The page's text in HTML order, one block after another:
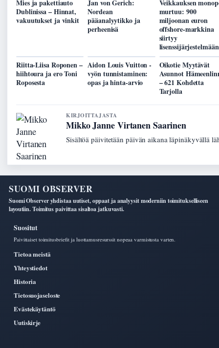
Mies ja pakettiauto
Dublinissa – Hinnat,
vakuutukset ja vinkit
Jan von Gerich:
Nordean
pääanalyytikko ja
perheenisä
Veikkauksen
murtuu: 900
miljoonan euron
offshore-markkina
siirtyy
lisenssijärjestelmään
Riitta-Liisa Roponen –
hiihtoura ja ero Toni
Roposesta
Aidon Louis Vuitton -
vyön tunnistaminen:
opas ja hinta-arvio
Oikotie Myytävät
Asunnot
– 621 Kohdetta
Tarjolla
KIRJOITTAJASTA
Mikko Janne Virtanen Saarinen
Sisältöä päivitetään päivän aikana läpinäkyvällä
SUOMI OBSERVER
Suomi Observer yhdistaa uutiset, oppaat ja analyysit moderniin toimitukselliseen
layoutiin. Toimitus paivittaa sisaltoa jatkuvasti.
Suositut
Paivittaiset toimitusbriefit ja luottamusresurssit nopeaa varmistusta varten.
Tietoa meistä
Yhteystiedot
Historia
Tietosuojaseloste
Evästekäytäntö
Uutiskirje